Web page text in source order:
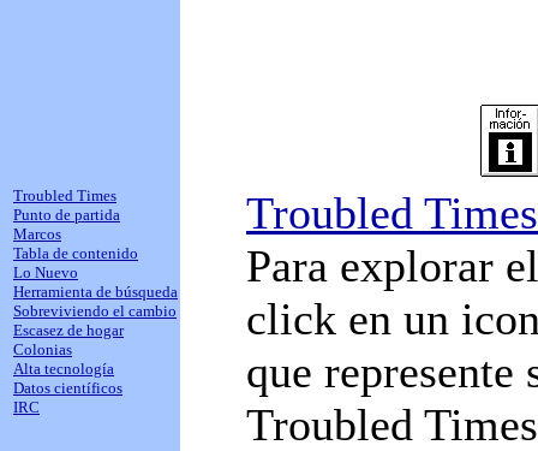
Troubled Times
Punto de partida
Marcos
Tabla de contenido
Lo Nuevo
Herramienta de búsqueda
Sobreviviendo el cambio
Escasez de hogar
Colonias
Alta tecnología
Datos científicos
IRC
Troubled Times
Para explorar
click en un
que represente
Troubled